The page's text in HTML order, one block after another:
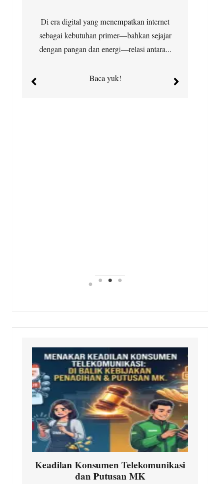
Di era digital yang menempatkan internet
sebagai kebutuhan primer—bahkan sejajar
dengan pangan dan energi—relasi antara...
Baca yuk!
Keadilan Konsumen Telekomunikasi
dan Putusan MK